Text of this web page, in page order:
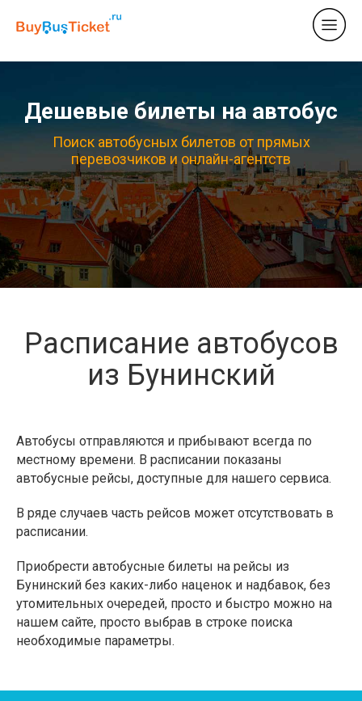
Дешевые билеты на автобус
Поиск автобусных билетов от прямых
перевозчиков и онлайн-агентств
Расписание автобусов
из Бунинский
Автобусы отправляются и прибывают всегда по
местному времени. В расписании показаны
автобусные рейсы, доступные для нашего сервиса.
В ряде случаев часть рейсов может отсутствовать в
расписании.
Приобрести автобусные билеты на рейсы из
Бунинский без каких-либо наценок и надбавок, без
утомительных очередей, просто и быстро можно на
нашем сайте, просто выбрав в строке поиска
необходимые параметры.